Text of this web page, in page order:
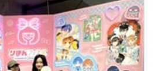
ンポポ」に参加。